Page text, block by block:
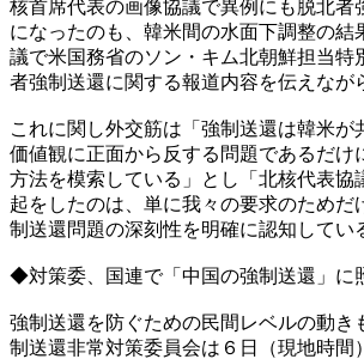
核首席代表の画像協議で異例にも脱北者
になったのも、韓米間の水面下調整の結
議で米国務省のソン・キム北朝鮮担当特
者強制送還に関する報道内容を伝えなが
これに関し外交筋は「強制送還は韓米が
価値観に正面から反する問題であるだけ
方法を模索している」とし「北核代表協
起をしたのは、単に我々の要求のためだ
制送還問題の深刻性を明確に認知してい
◆対策委、国連で「中国の強制送還」に
強制送還を防ぐための民間レベルの動き
制送還非常対策委員会は６日（現地時間